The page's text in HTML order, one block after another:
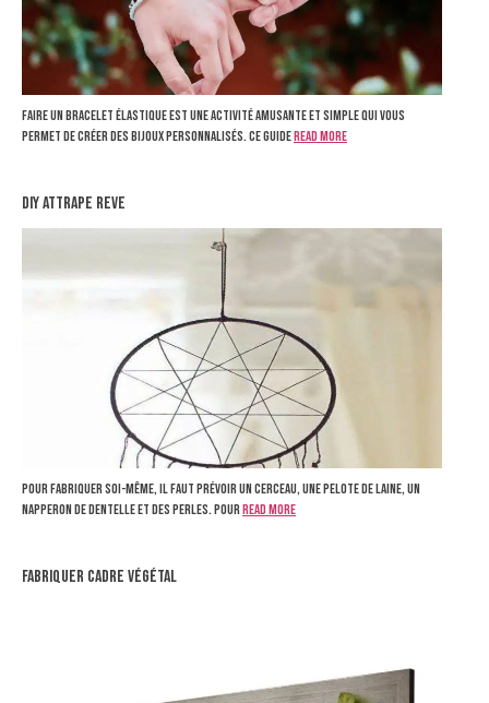
Faire un bracelet élastique est une activité amusante et simple qui vous
permet de créer des bijoux personnalisés. Ce guideRead more
diy attrape reve
Pour fabriquer soi-même, il faut prévoir un cerceau, une pelote de laine, un
napperon de dentelle et des perles. PourRead more
fabriquer cadre végétal